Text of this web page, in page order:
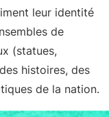
leur identité
de
(statues,
histoires, des
de la nation.